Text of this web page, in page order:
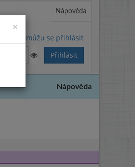
Nápověda
Nemůžu se přihlásit
Nápověda
×